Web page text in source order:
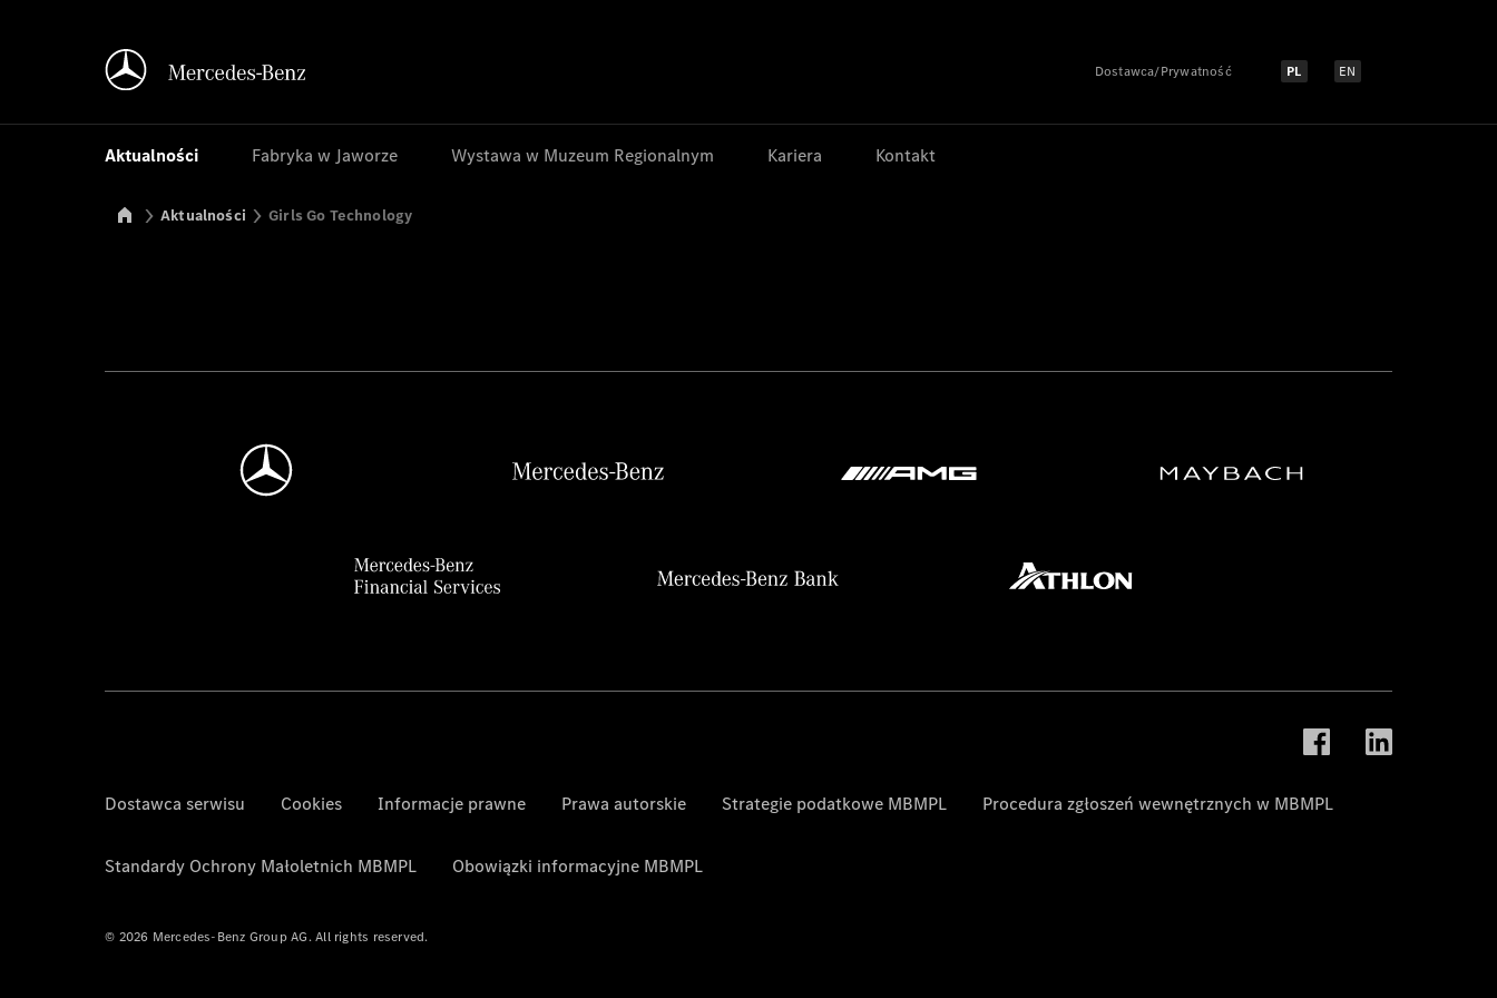
Dostawca/Prywatność Select language:
PL Select language:
EN
Aktualności Fabryka w Jaworze Wystawa w Muzeum Regionalnym Kariera Kontakt
Mercedes-Benz Manufacturing Poland
Aktualności Girls Go Technology
Dostawca serwisu Cookies Informacje prawne Prawa autorskie Strategie podatkowe MBMPL Procedura zgłoszeń wewnętrznych w MBMPL
Standardy Ochrony Małoletnich MBMPL Obowiązki informacyjne MBMPL
© 2026 Mercedes-Benz Group AG. All rights reserved.